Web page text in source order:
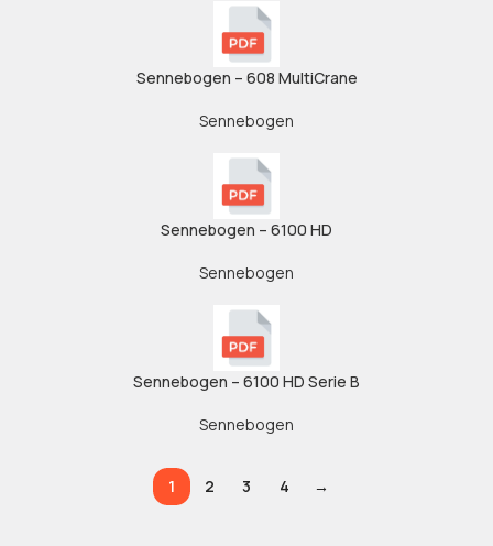
Sennebogen – 608 MultiCrane
Sennebogen
Sennebogen – 6100 HD
Sennebogen
Sennebogen – 6100 HD Serie B
Sennebogen
1 2 3 4 →